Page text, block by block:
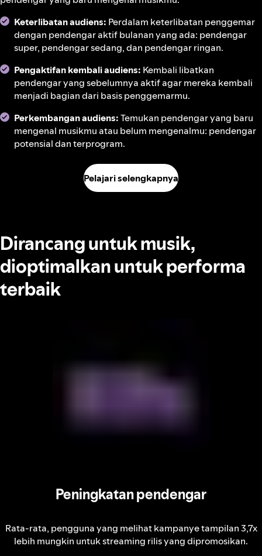
Keterlibatan audiens: Perdalam keterlibatan penggemar
dengan pendengar aktif bulanan yang ada: pendengar
super, pendengar sedang, dan pendengar ringan.
Pengaktifan kembali audiens: Kembali libatkan
pendengar yang sebelumnya aktif agar mereka kembali
menjadi bagian dari basis penggemarmu.
Perkembangan audiens:Temukan pendengar yang baru
mengenal musikmu atau belum mengenalmu: pendengar
potensial dan terprogram.
Pelajari selengkapnya
Dirancang untuk musik,
dioptimalkan untuk performa
terbaik
Peningkatan pendengar
Rata-rata, pengguna yang melihat kampanye tampilan 3,7x
lebih mungkin untuk streaming rilis yang dipromosikan.